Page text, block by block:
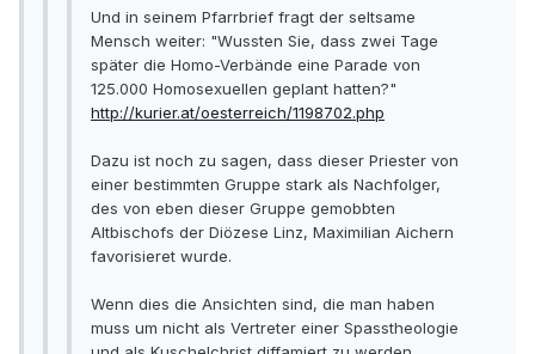
Und in seinem Pfarrbrief fragt der seltsame
Mensch weiter: "Wussten Sie, dass zwei Tage
später die Homo-Verbände eine Parade von
125.000 Homosexuellen geplant hatten?"
http://kurier.at/oesterreich/1198702.php
Dazu ist noch zu sagen, dass dieser Priester von
einer bestimmten Gruppe stark als Nachfolger,
des von eben dieser Gruppe gemobbten
Altbischofs der Diözese Linz, Maximilian Aichern
favorisieret wurde.
Wenn dies die Ansichten sind, die man haben
muss um nicht als Vertreter einer Spasstheologie